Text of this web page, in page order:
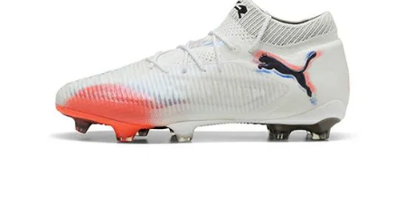
INFORMATIOM
ご利用ガイド